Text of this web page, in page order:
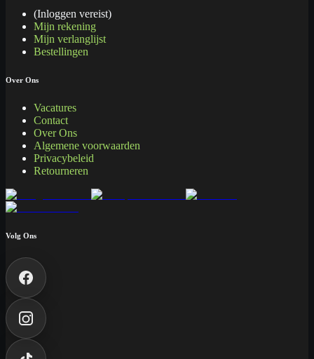
(Inloggen vereist)
Mijn rekening
Mijn verlanglijst
Bestellingen
Over Ons
Vacatures
Contact
Over Ons
Algemene voorwaarden
Privacybeleid
Retourneren
Volg Ons